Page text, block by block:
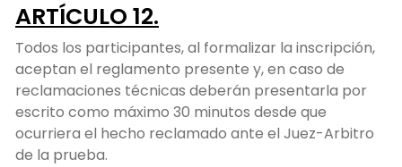
ARTÍCULO 12.
Todos los participantes, al formalizar la inscripción,
aceptan el reglamento presente y, en caso de
reclamaciones técnicas deberán presentarla por
escrito como máximo 30 minutos desde que
ocurriera el hecho reclamado ante el Juez-Arbitro
de la prueba.